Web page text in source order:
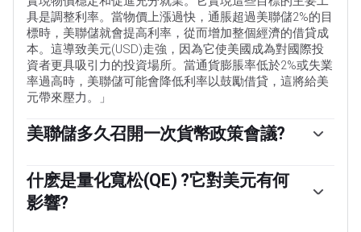
具是調整利率。當物價上漲過快，通脹超過美聯儲2%的目
標時，美聯儲就會提高利率，從而增加整個經濟的借貸成
本。這導致美元(USD)走強，因為它使美國成為對國際投
資者更具吸引力的投資場所。當通貨膨脹率低於2%或失業
率過高時，美聯儲可能會降低利率以鼓勵借貸，這將給美
元帶來壓力。」
美聯儲多久召開一次貨幣政策會議?
(FOMC)評估經濟狀況並做出貨幣政策決定。聯邦公開市場
委員會由12名美聯儲官員參加，其中包括7名理事會成
員、紐約聯邦儲備銀行行長，以及其余11名地區儲備銀行
什麽是量化寬松(QE) ?它對美元有何
影響?